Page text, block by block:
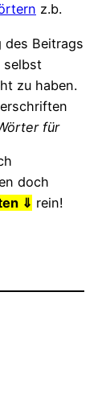
z.b.
des Beitrags
selbst
zu haben.
für
doch
⇓ rein!